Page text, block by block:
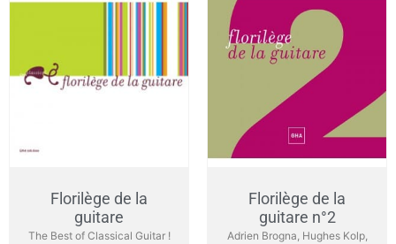
Florilège de la
guitare
The Best of Classical Guitar !
Florilège de la
guitare n°2
Adrien Brogna, Hughes Kolp,